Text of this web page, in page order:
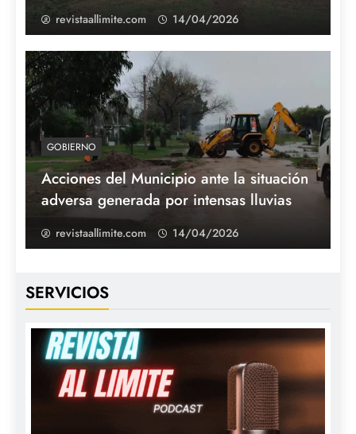
revistaallimite.com 14/04/2026
GOBIERNO
Acciones del Municipio ante la situación
adversa generada por intensas lluvias
revistaallimite.com 14/04/2026
SERVICIOS